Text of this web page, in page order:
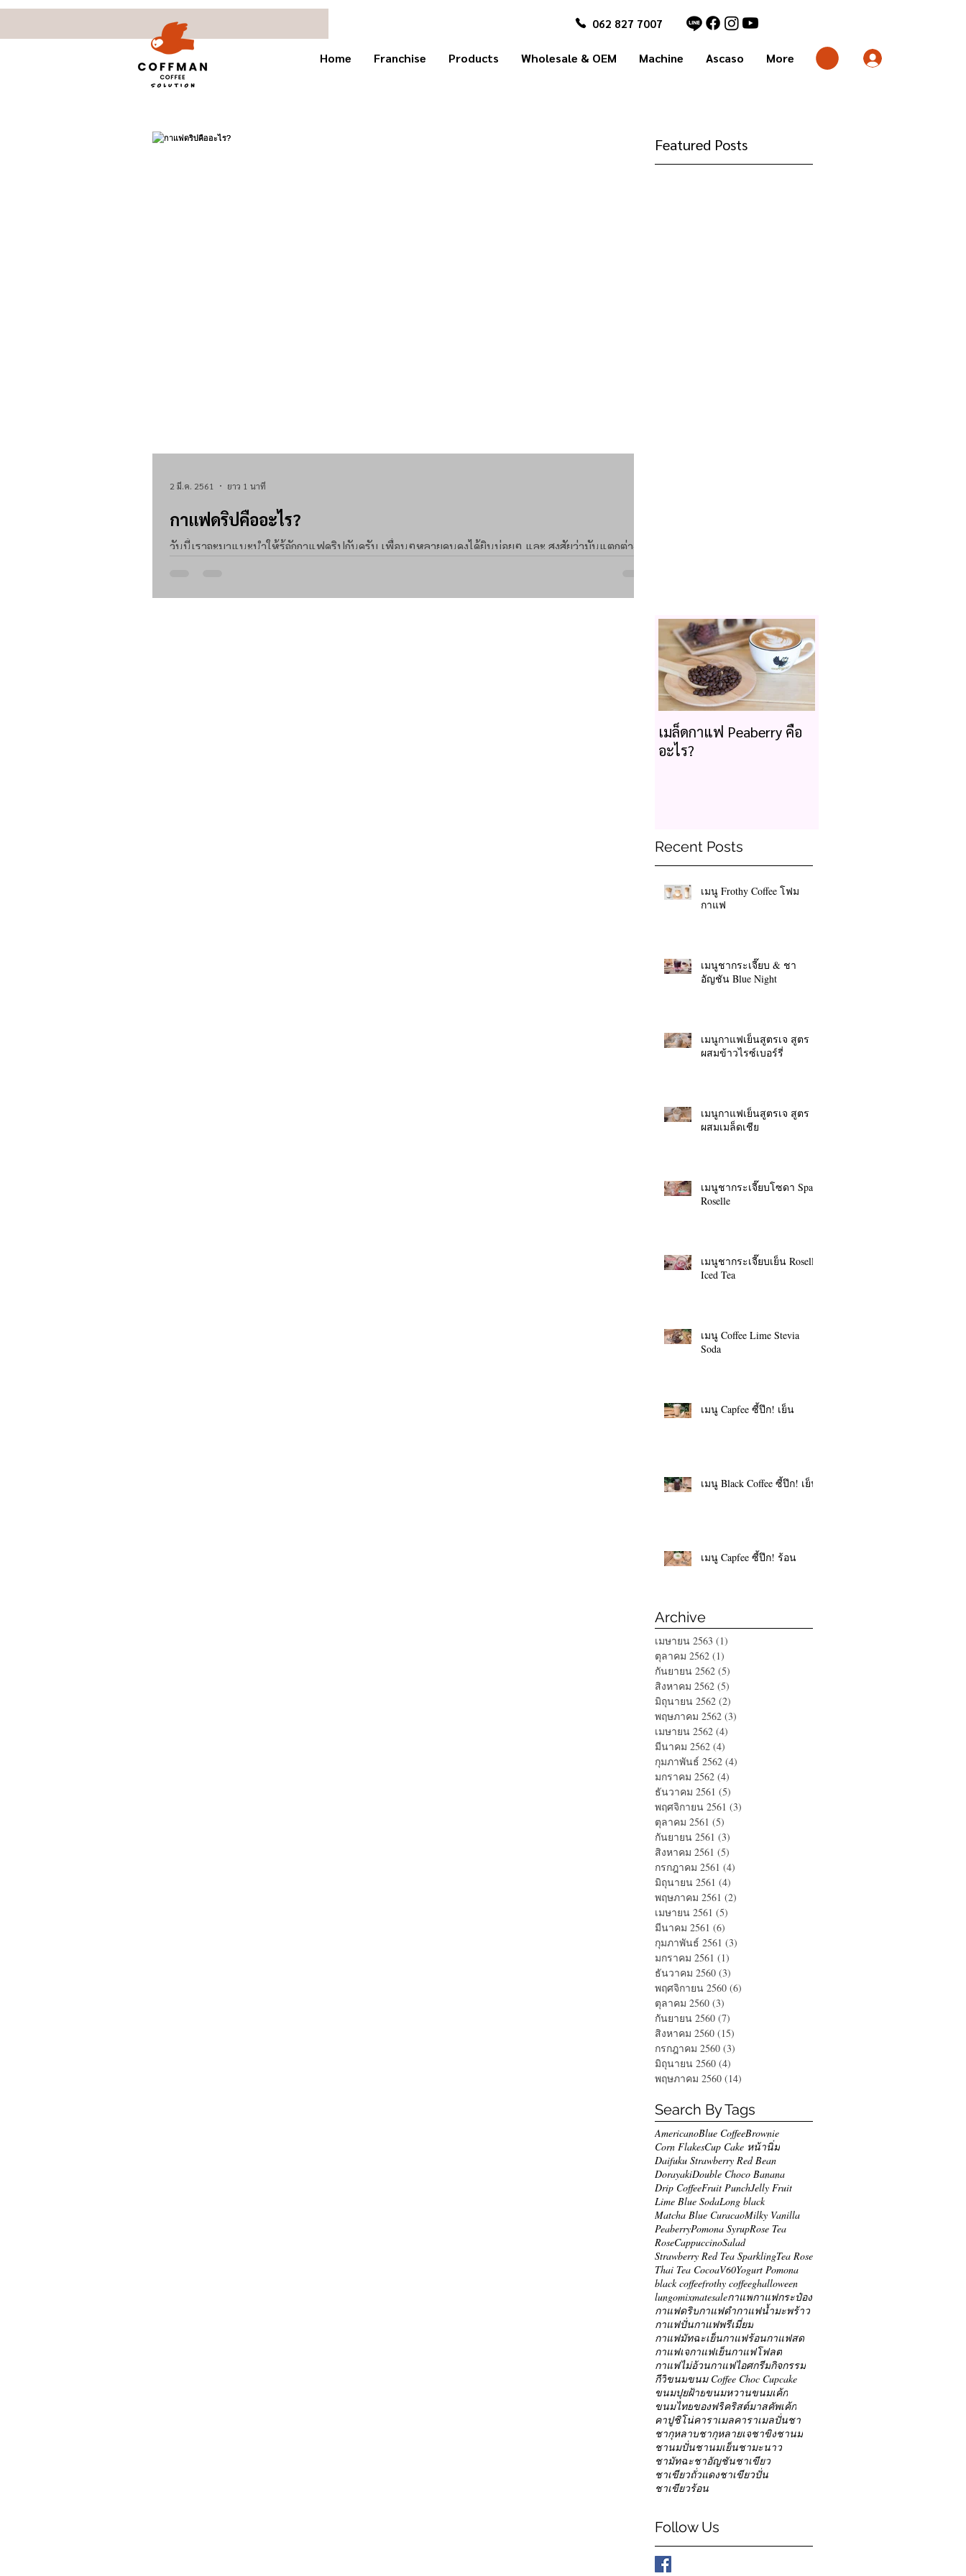
062 827 7007
Home Franchise Products Wholesale & OEM Machine Ascaso More
กาแฟดริปคืออะไร?
วันนี้เราจะมาแนะนำให้รู้จักกาแฟดริปกันครับ เพื่อนๆหลายคนคงได้ยินบ่อยๆ และ สงสัยว่ามันแตกต่าง
2 มี.ค. 2561 ยาว 1 นาที
Featured Posts
เมล็ดกาแฟ Peaberry คือ
อะไร?
Recent Posts
เมนู Frothy Coffee โฟม
กาแฟ
เมนูชากระเจี๊ยบ & ชา
อัญชัน Blue Night
เมนูกาแฟเย็นสูตรเจ สูตร
ผสมข้าวไรซ์เบอร์รี่
เมนูกาแฟเย็นสูตรเจ สูตร
ผสมเมล็ดเชีย
เมนูชากระเจี๊ยบโซดา Spark
Roselle
เมนูชากระเจี๊ยบเย็น Roselle
Iced Tea
เมนู Coffee Lime Stevia
Soda
เมนู Capfee ซี้ปึก! เย็น
เมนู Black Coffee ซี้ปึก! เย็น
เมนู Capfee ซี้ปึก! ร้อน
Archive
เมษายน 2563 (1)
ตุลาคม 2562 (1)
กันยายน 2562 (5)
สิงหาคม 2562 (5)
มิถุนายน 2562 (2)
พฤษภาคม 2562 (3)
เมษายน 2562 (4)
มีนาคม 2562 (4)
กุมภาพันธ์ 2562 (4)
มกราคม 2562 (4)
ธันวาคม 2561 (5)
พฤศจิกายน 2561 (3)
ตุลาคม 2561 (5)
กันยายน 2561 (3)
สิงหาคม 2561 (5)
กรกฎาคม 2561 (4)
มิถุนายน 2561 (4)
พฤษภาคม 2561 (2)
เมษายน 2561 (5)
มีนาคม 2561 (6)
กุมภาพันธ์ 2561 (3)
มกราคม 2561 (1)
ธันวาคม 2560 (3)
พฤศจิกายน 2560 (6)
ตุลาคม 2560 (3)
กันยายน 2560 (7)
สิงหาคม 2560 (15)
กรกฎาคม 2560 (3)
มิถุนายน 2560 (4)
พฤษภาคม 2560 (14)
Search By Tags
AmericanoBlue CoffeeBrownie
Corn FlakesCup Cake หน้านิ่ม
Daifuku Strawberry Red Bean
DorayakiDouble Choco Banana
Drip CoffeeFruit PunchJelly Fruit
Lime Blue SodaLong black
Matcha Blue CuracaoMilky Vanilla
PeaberryPomona SyrupRose Tea
RoseCappuccinoSalad
Strawberry Red Tea SparklingTea Rose
Thai Tea CocoaV60Yogurt Pomona
black coffeefrothy coffeeghalloween
lungomixmatesaleกาแฟกาแฟกระป๋อง
กาแฟดริปกาแฟดำกาแฟน้ำมะพร้าว
กาแฟปั่นกาแฟพรีเมี่ยม
กาแฟมัทฉะเย็นกาแฟร้อนกาแฟสด
กาแฟเจกาแฟเย็นกาแฟโฟลต
กาแฟไม่อ้วนกาแฟไอศกรีมกิจกรรม
กีวี่ขนมขนม Coffee Choc Cupcake
ขนมปุยฝ้ายขนมหวานขนมเค้ก
ขนมไทยของฟรีคริสต์มาสคัพเค้ก
คาปูชิโน่คาราเมลคาราเมลปั่นชา
ชากุหลาบชากุหลายเจชาขิงชานม
ชานมปั่นชานมเย็นชามะนาว
ชามัทฉะชาอัญชันชาเขียว
ชาเขียวถั่วแดงชาเขียวปั่น
ชาเขียวร้อน
Follow Us